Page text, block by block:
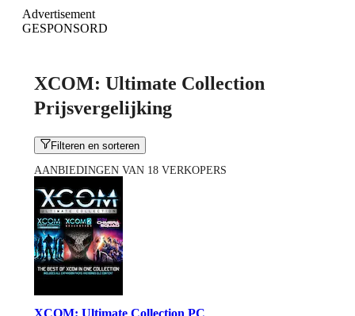
Advertisement
GESPONSORD
XCOM: Ultimate Collection
Prijsvergelijking
Filteren en sorteren
AANBIEDINGEN VAN 18 VERKOPERS